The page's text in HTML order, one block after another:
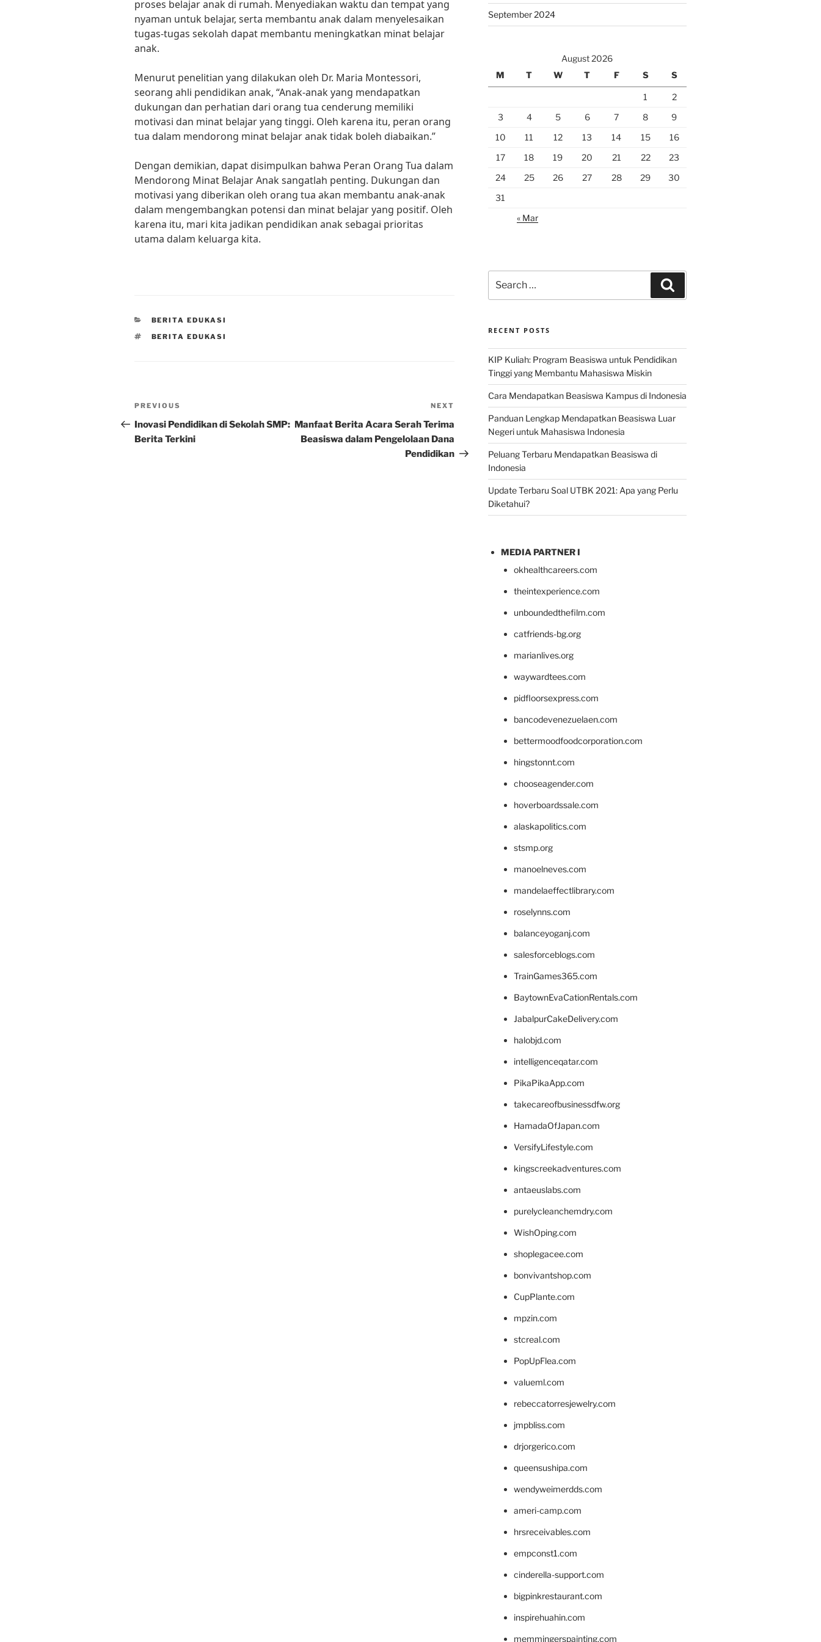
proses belajar anak di rumah. Menyediakan waktu dan tempat yang
nyaman untuk belajar, serta membantu anak dalam menyelesaikan
tugas-tugas sekolah dapat membantu meningkatkan minat belajar
anak.
Menurut penelitian yang dilakukan oleh Dr. Maria Montessori,
seorang ahli pendidikan anak, “Anak-anak yang mendapatkan
dukungan dan perhatian dari orang tua cenderung memiliki
motivasi dan minat belajar yang tinggi. Oleh karena itu, peran orang
tua dalam mendorong minat belajar anak tidak boleh diabaikan.”
Dengan demikian, dapat disimpulkan bahwa Peran Orang Tua dalam
Mendorong Minat Belajar Anak sangatlah penting. Dukungan dan
motivasi yang diberikan oleh orang tua akan membantu anak-anak
dalam mengembangkan potensi dan minat belajar yang positif. Oleh
karena itu, mari kita jadikan pendidikan anak sebagai prioritas
utama dalam keluarga kita.
CATEGORIES
BERITA EDUKASI
TAGS
BERITA EDUKASI
Post
navigation
Previous
Post
PREVIOUS
Inovasi Pendidikan di Sekolah SMP:
Berita Terkini
NEXT
Manfaat Berita Acara Serah Terima
Beasiswa dalam Pengelolaan Dana
Pendidikan
September 2024
August 2026
M
T W T F S S
1
2
3
4 5 6 7 8
9
10
11 12 13 14 15
16
17
18 19 20 21 22
23
24
25 26 27 28 29
30
31
« Mar
for:
RECENT POSTS
KIP Kuliah: Program Beasiswa untuk Pendidikan
Tinggi yang Membantu Mahasiswa Miskin
Cara Mendapatkan Beasiswa Kampus di Indonesia
Panduan Lengkap Mendapatkan Beasiswa Luar
Negeri untuk Mahasiswa Indonesia
Peluang Terbaru Mendapatkan Beasiswa di
Indonesia
Update Terbaru Soal UTBK 2021: Apa yang Perlu
Diketahui?
MEDIA PARTNER I
okhealthcareers.com
theintexperience.com
unboundedthefilm.com
catfriends-bg.org
marianlives.org
waywardtees.com
pidfloorsexpress.com
bancodevenezuelaen.com
bettermoodfoodcorporation.com
hingstonnt.com
chooseagender.com
hoverboardssale.com
alaskapolitics.com
stsmp.org
manoelneves.com
mandelaeffectlibrary.com
roselynns.com
balanceyoganj.com
salesforceblogs.com
TrainGames365.com
BaytownEvaCationRentals.com
JabalpurCakeDelivery.com
halobjd.com
intelligenceqatar.com
PikaPikaApp.com
takecareofbusinessdfw.org
HamadaOfJapan.com
VersifyLifestyle.com
kingscreekadventures.com
antaeuslabs.com
purelycleanchemdry.com
WishOping.com
shoplegacee.com
bonvivantshop.com
CupPlante.com
mpzin.com
stcreal.com
PopUpFlea.com
valueml.com
rebeccatorresjewelry.com
jmpbliss.com
drjorgerico.com
queensushipa.com
wendyweimerdds.com
ameri-camp.com
hrsreceivables.com
empconst1.com
cinderella-support.com
bigpinkrestaurant.com
inspirehuahin.com
memmingerspainting.com